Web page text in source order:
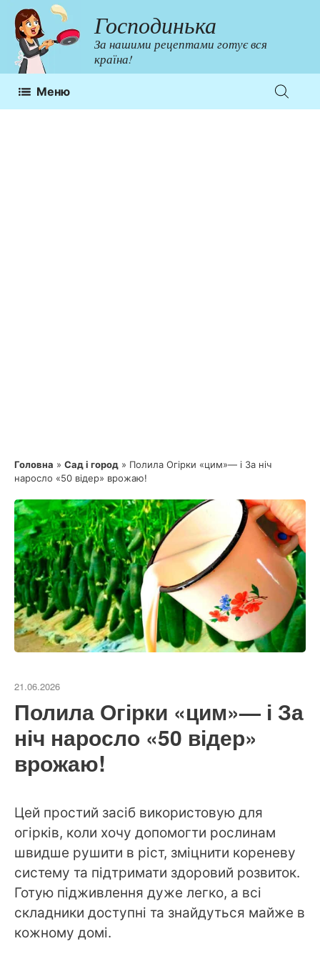
Перейти
до
контенту
Господинька
За нашими рецептами готує вся
країна!
Меню
Головна » Сад і город » Полила Огірки «цим»— і За ніч
наросло «50 відер» врожаю!
21.06.2026
Полила Огірки «цим»— і За
ніч наросло «50 відер»
врожаю!
Цей простий засіб використовую для
огірків, коли хочу допомогти рослинам
швидше рушити в ріст, зміцнити кореневу
систему та підтримати здоровий розвиток.
Готую підживлення дуже легко, а всі
складники доступні та знайдуться майже в
кожному домі.